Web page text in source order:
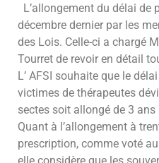
L’allongement du délai de
décembre dernier par les
des Lois. Celle-ci a chargé
Tourret de revoir en détail
L’ AFSI souhaite que le
victimes de thérapeutes
sectes soit allongé de 3
Quant à l’allongement à
prescription, comme voté